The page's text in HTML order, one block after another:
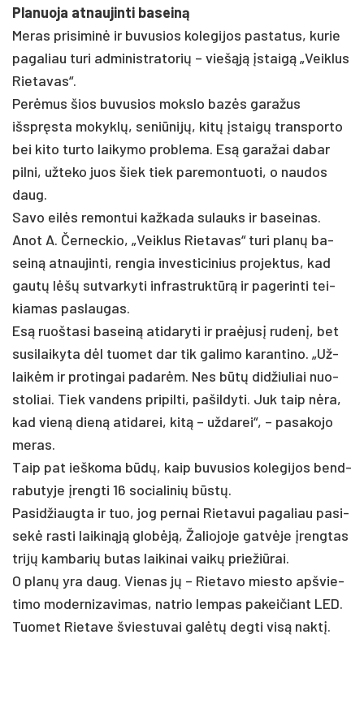
Pla­nuo­ja at­nau­jin­ti ba­seiną
Me­ras pri­si­minė ir bu­vu­sios ko­le­gi­jos pa­sta­tus, ku­rie
pa­ga­liau tu­ri ad­mi­nist­ra­to­rių – viešąją įstaigą „Veik­lus
Rie­ta­vas“.
Perė­mus šios bu­vu­sios moks­lo bazės ga­ra­žus
išspręs­ta mo­kyklų, se­niū­nijų, kitų įstaigų trans­por­to
bei ki­to tur­to lai­ky­mo pro­ble­ma. Esą ga­ra­žai da­bar
pil­ni, už­te­ko juos šiek tiek pa­re­mon­tuo­ti, o nau­dos
daug.
Sa­vo eilės re­mon­tui kaž­ka­da su­lauks ir ba­sei­nas.
Anot A. Čer­nec­kio, „Veik­lus Rie­ta­vas“ tu­ri planų ba­
seiną at­nau­jin­ti, ren­gia in­ves­ti­ci­nius pro­jek­tus, kad
gautų lėšų su­tvar­ky­ti inf­rast­ruktūrą ir pa­ge­rin­ti tei­
kia­mas pa­slau­gas.
Esą ruoš­ta­si ba­seiną ati­da­ry­ti ir pra­ėjusį ru­denį, bet
su­si­lai­ky­ta dėl tuo­met dar tik ga­li­mo ka­ran­ti­no. „Už­
laikėm ir pro­tin­gai pa­darėm. Nes būtų did­žiu­liai nuo­
sto­liai. Tiek van­dens pri­pil­ti, pa­šil­dy­ti. Juk taip nėra,
kad vieną dieną ati­da­rei, kitą – už­da­rei“, – pa­sa­ko­jo
me­ras.
Taip pa­t ieš­ko­ma būdų, kaip bu­vu­sios ko­le­gi­jos bend­
ra­bu­ty­je įreng­ti 16 so­cia­li­nių būstų.
Pa­sid­žiaug­ta ir tuo, jog per­nai Rie­ta­vui pa­ga­liau pa­si­
sekė ras­ti lai­kinąją globėją, Ža­lio­jo­je gatvė­je įreng­tas
trijų kam­ba­rių bu­tas lai­ki­nai vaikų prie­žiū­rai.
O planų yra daug. Vie­nas jų – Rie­ta­vo mies­to ap­švie­
ti­mo mo­der­ni­za­vi­mas, nat­rio lem­pas pa­kei­čiant LED.
Tuo­met Rie­ta­ve švies­tu­vai galėtų deg­ti visą naktį.